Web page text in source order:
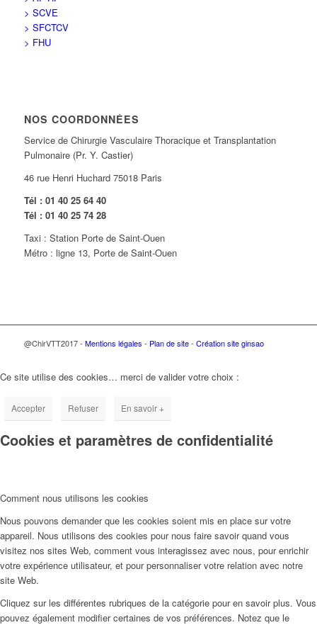
> SCVE
> SFCTCV
> FHU
NOS COORDONNÉES
Service de Chirurgie Vasculaire Thoracique et Transplantation
Pulmonaire (Pr. Y. Castier)
46 rue Henri Huchard 75018 Paris
Tél : 01 40 25 64 40
Tél : 01 40 25 74 28
Taxi : Station Porte de Saint-Ouen
Métro : ligne 13, Porte de Saint-Ouen
@ChirVTT2017 - Mentions légales - Plan de site- Création site ginsao
Ce site utilise des cookies… merci de valider votre choix :
Accepter Refuser En savoir +
Cookies et paramètres de confidentialité
Comment nous utilisons les cookies
Nous pouvons demander que les cookies soient mis en place sur votre
appareil. Nous utilisons des cookies pour nous faire savoir quand vous
visitez nos sites Web, comment vous interagissez avec nous, pour enrichir
votre expérience utilisateur, et pour personnaliser votre relation avec notre
site Web.
Cliquez sur les différentes rubriques de la catégorie pour en savoir plus. Vous
pouvez également modifier certaines de vos préférences. Notez que le